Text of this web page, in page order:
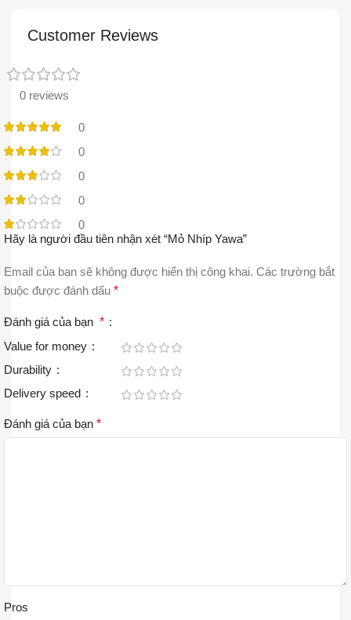
Customer Reviews
0 reviews
0
0
0
0
0
Hãy là người đầu tiên nhận xét “Mỏ Nhíp Yawa”
Email của bạn sẽ không được hiển thị công khai. Các trường bắt
buộc được đánh dấu *
Đánh giá của bạn *
Value for money
Durability
Delivery speed
Đánh giá của bạn *
Pros